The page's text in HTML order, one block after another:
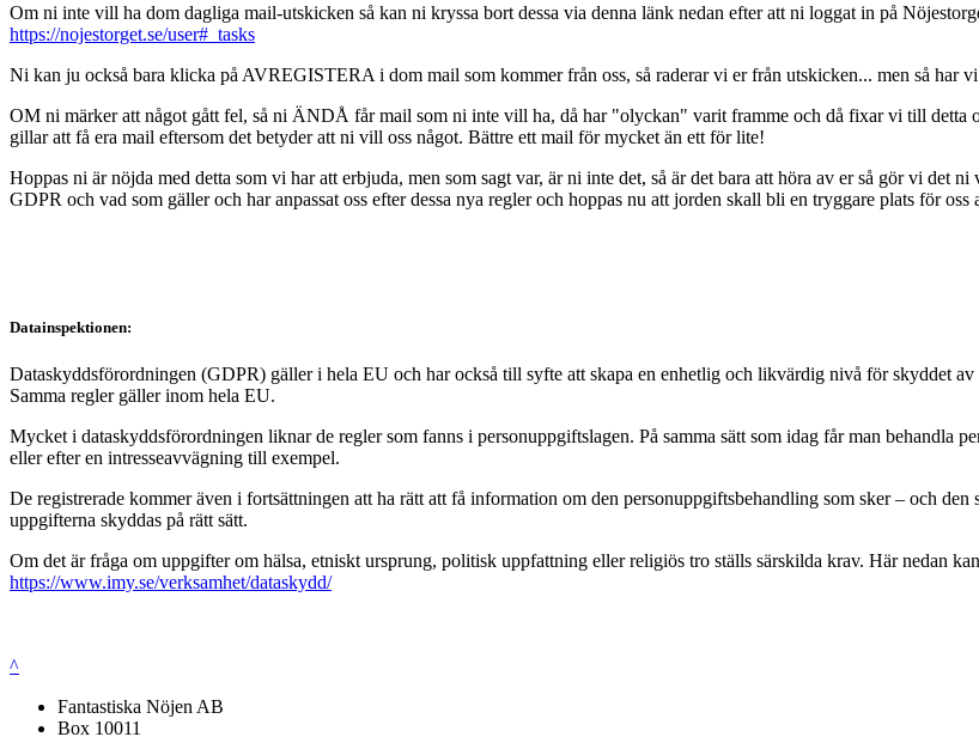
Om ni inte vill ha dom dagliga mail-utskicken så kan ni kryssa bort dessa via denna länk nedan efter att ni loggat in på
https://nojestorget.se/user#_tasks
Ni kan ju också bara klicka på AVREGISTERA i dom mail som kommer från oss, så raderar vi er från utskicken... men så har
OM ni märker att något gått fel, så ni ÄNDÅ får mail som ni inte vill ha, då har "olyckan" varit framme och då fixar vi till detta
gillar att få era mail eftersom det betyder att ni vill oss något. Bättre ett mail för mycket än ett för lite!
Hoppas ni är nöjda med detta som vi har att erbjuda, men som sagt var, är ni inte det, så är det bara att höra av er så gör vi
GDPR och vad som gäller och har anpassat oss efter dessa nya regler och hoppas nu att jorden skall bli en tryggare plats för oss
Datainspektionen:
Dataskyddsförordningen (GDPR) gäller i hela EU och har också till syfte att skapa en enhetlig och likvärdig nivå för skyddet
Samma regler gäller inom hela EU.
Mycket i dataskyddsförordningen liknar de regler som fanns i personuppgiftslagen. På samma sätt som idag får man behandla
eller efter en intresseavvägning till exempel.
De registrerade kommer även i fortsättningen att ha rätt att få information om den personuppgiftsbehandling som sker – och
uppgifterna skyddas på rätt sätt.
Om det är fråga om uppgifter om hälsa, etniskt ursprung, politisk uppfattning eller religiös tro ställs särskilda krav. Här nedan
https://www.imy.se/verksamhet/dataskydd/
^
Fantastiska Nöjen AB
Box 10011